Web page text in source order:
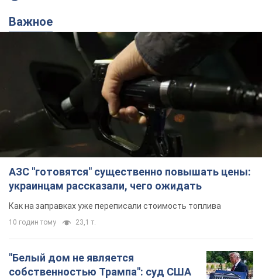
Важное
АЗС "готовятся" существенно повышать цены:
украинцам рассказали, чего ожидать
Как на заправках уже переписали стоимость топлива
10 годин тому 23,1 т.
"Белый дом не является
собственностью Трампа": суд США